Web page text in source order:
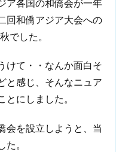
ア各国の和僑会が一年
回和僑アジア大会への
でした。
けて・・なんか面白そ
と感じ、そんなニュア
にしました。
会を設立しようと、当
。